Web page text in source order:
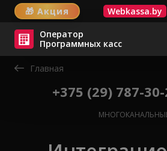
🎁 Акция
Webkassa.by
Оператор
Программных касс
Главная
+375 (29) 787-